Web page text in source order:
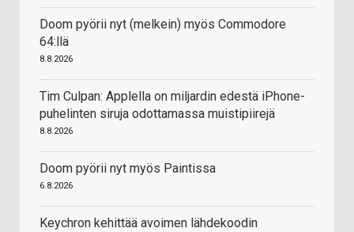
Doom pyörii nyt (melkein) myös Commodore
64:llä
8.8.2026
Tim Culpan: Applella on miljardin edestä iPhone-
puhelinten siruja odottamassa muistipiirejä
8.8.2026
Doom pyörii nyt myös Paintissa
6.8.2026
Keychron kehittää avoimen lähdekoodin